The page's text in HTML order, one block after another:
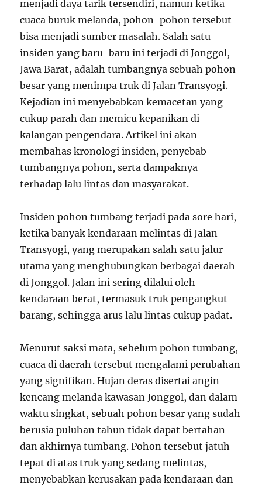
menjadi daya tarik tersendiri, namun ketika
cuaca buruk melanda, pohon-pohon tersebut
bisa menjadi sumber masalah. Salah satu
insiden yang baru-baru ini terjadi di Jonggol,
Jawa Barat, adalah tumbangnya sebuah pohon
besar yang menimpa truk di Jalan Transyogi.
Kejadian ini menyebabkan kemacetan yang
cukup parah dan memicu kepanikan di
kalangan pengendara. Artikel ini akan
membahas kronologi insiden, penyebab
tumbangnya pohon, serta dampaknya
terhadap lalu lintas dan masyarakat.
Insiden pohon tumbang terjadi pada sore hari,
ketika banyak kendaraan melintas di Jalan
Transyogi, yang merupakan salah satu jalur
utama yang menghubungkan berbagai daerah
di Jonggol. Jalan ini sering dilalui oleh
kendaraan berat, termasuk truk pengangkut
barang, sehingga arus lalu lintas cukup padat.
Menurut saksi mata, sebelum pohon tumbang,
cuaca di daerah tersebut mengalami perubahan
yang signifikan. Hujan deras disertai angin
kencang melanda kawasan Jonggol, dan dalam
waktu singkat, sebuah pohon besar yang sudah
berusia puluhan tahun tidak dapat bertahan
dan akhirnya tumbang. Pohon tersebut jatuh
tepat di atas truk yang sedang melintas,
menyebabkan kerusakan pada kendaraan dan